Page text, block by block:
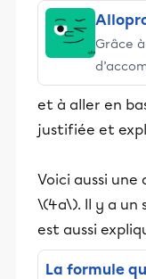
Grâce
et
et à aller en
justifiée et
Voici aussi
\(4a\). Il y a un
est aussi
La formule